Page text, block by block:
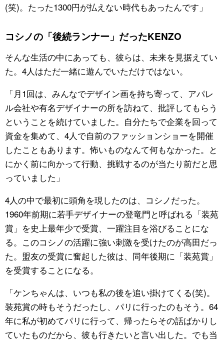
(笑)。たった1300円が払えない時代もあったんです」
コシノの「後続ランナー」だったKENZO
そんな生活の中にあっても、彼らは、未来を見据えてい
た。4人はただ一緒に遊んでいただけではない。
「月1回は、みんなでデザイン画を持ち寄って、アパレ
ル会社や有名デザイナーの所を訪ねて、批評してもらう
ということを続けていました。自分たちで企業を回って
資金を集めて、4人で自前のファッションショーを開催
したこともあります。怖いものなんて何もなかった。と
にかく前に向かって行動、挑戦するのが当たり前だと思
っていました」
4人の中で最初に頭角を現したのは、コシノだった。
1960年前期に若手デザイナーの登竜門と呼ばれる「装苑
賞」を史上最年少で受賞、一躍注目を浴びることにな
る。このコシノの活躍に強い刺激を受けたのが高田だっ
た。盟友の受賞に奮起した彼は、同年後期に「装苑賞」
を受賞することになる。
「ケンちゃんは、いつも私の後を追い掛けてくる(笑)。
装苑賞の時もそうだったし、パリに行ったのもそう。64
年に私が初めてパリに行って、帰ったらその話ばかりし
ていたものだから、彼も行きたいと言い出した。でも当